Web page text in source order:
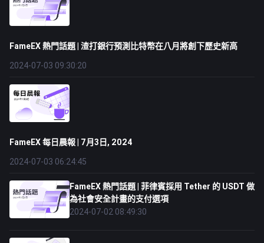
FameEX 熱門話題 | 渣打銀行預測比特幣在八月將創下歷史新高
2024-07-03 09:30:20
FameEX 每日晨報 | 7月3日, 2024
2024-07-03 06:24:45
FameEX 熱門話題 | 菲律賓採用 Tether 的 USDT 做
為社會安全計畫的支付選項
2024-07-02 08:49:30